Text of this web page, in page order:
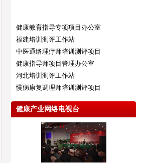
健康教育指导专项项目办公室
福建培训测评工作站
中医通络理疗师培训测评项目
健康指导师项目管理办公室
河北培训测评工作站
慢病康复调理师培训测评项目
健康产业网络电视台